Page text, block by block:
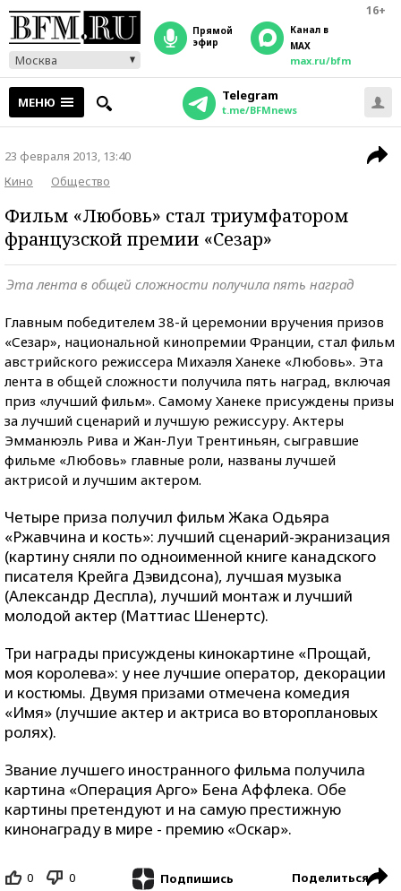
16+
Москва
прямой
эфир
Канал в
MAX
max.ru/bfm
МЕНЮ Telegram
t.me/BFMnews
23 февраля 2013, 13:40
Кино
Общество
Фильм «Любовь» стал триумфатором
французской премии «Сезар»
Эта лента в общей сложности получила пять наград
Главным победителем 38-й церемонии вручения призов
«Сезар», национальной кинопремии Франции, стал фильм
австрийского режиссера Михаэля Ханеке «Любовь». Эта
лента в общей сложности получила пять наград, включая
приз «лучший фильм». Самому Ханеке присуждены призы
за лучший сценарий и лучшую режиссуру. Актеры
Эмманюэль Рива и Жан-Луи Трентиньян, сыгравшие
фильме «Любовь» главные роли, названы лучшей
актрисой и лучшим актером.
Четыре приза получил фильм Жака Одьяра
«Ржавчина и кость»: лучший сценарий-экранизация
(картину сняли по одноименной книге канадского
писателя Крейга Дэвидсона), лучшая музыка
(Александр Деспла), лучший монтаж и лучший
молодой актер (Маттиас Шенертс).
Три награды присуждены кинокартине «Прощай,
моя королева»: у нее лучшие оператор, декорации
и костюмы. Двумя призами отмечена комедия
«Имя» (лучшие актер и актриса во второплановых
ролях).
Звание лучшего иностранного фильма получила
картина «Операция Арго» Бена Аффлека. Обе
картины претендуют и на самую престижную
кинонаграду в мире - премию «Оскар».
0 0 Подпишись Поделиться